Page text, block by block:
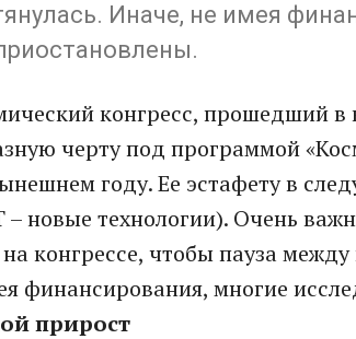
Иначе, не имея
конгресс, прошедший в
черту под программой
году. Ее эстафету в
новые технологии). Очень
конгрессе, чтобы пауза
финансирования, многие
прирост